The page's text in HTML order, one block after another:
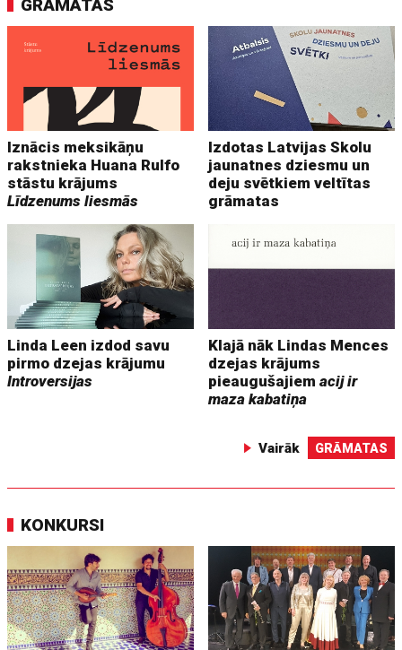
GRĀMATAS
Iznācis meksikāņu
rakstnieka Huana Rulfo
stāstu krājums
Līdzenums liesmās
Izdotas Latvijas Skolu
jaunatnes dziesmu un
deju svētkiem veltītas
grāmatas
Linda Leen izdod savu
pirmo dzejas krājumu
Introversijas
Klajā nāk Lindas Mences
dzejas krājums
pieaugušajiemacij ir
maza kabatiņa
Vairāk GRĀMATAS
KONKURSI